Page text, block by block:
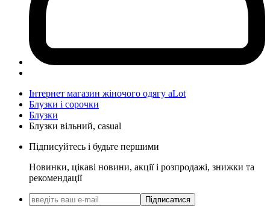
Інтернет магазин жіночого одягу aLot
Блузки і сорочки
Блузки
Блузки вільний, casual
Підписуйтесь і будьте першими
Новинки, цікаві новини, акції і розпродажі, знижки та
рекомендації
Підписатися